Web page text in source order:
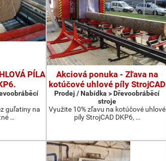
PÍLA
guľatiny na
…
Akciová ponuka - Zľava na
kotúčové uhlové píly StrojCAD
Prodej / Nabídka > Dřevoobráběcí
stroje
Využite 10% zľavu na kotúčové uhlové
píly StrojCAD DKP6, …